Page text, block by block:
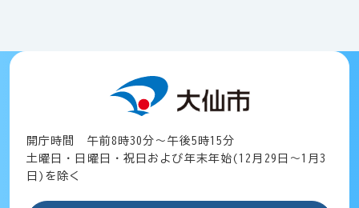
開庁時間 午前8時30分～午後5時15分
土曜日・日曜日・祝日および年末年始(12月29日～1月3
日)を除く